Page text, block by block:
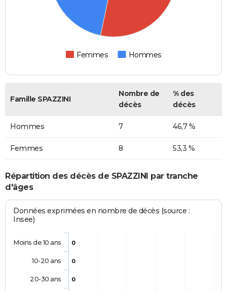
Femmes Hommes
Famille SPAZZINI
Nombre de
décès
% des
décès
Hommes 7 46,7 %
Femmes 8 53,3 %
Répartition des décès de SPAZZINI par tranche
d'âges
Données exprimées en nombre de décès (source :
Insee)
0
0
0
Moins de 10 ans
10-20 ans
20-30 ans